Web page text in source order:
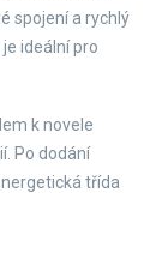
spojení a rychlý
ideální pro
k novele
Po dodání
třída